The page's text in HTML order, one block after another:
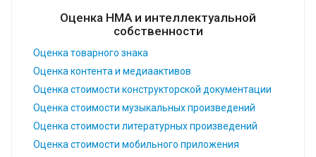
Оценка НМА и интеллектуальной
собственности
Оценка товарного знака
Оценка контента и медиаактивов
Оценка стоимости конструкторской документации
Оценка стоимости музыкальных произведений
Оценка стоимости литературных произведений
Оценка стоимости мобильного приложения